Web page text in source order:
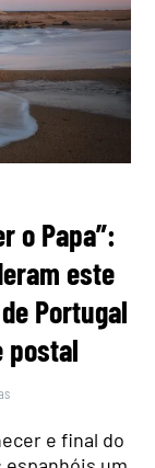
o Papa”:
este
Portugal
postal
e final do